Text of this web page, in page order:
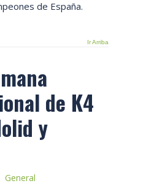
de España.
Ir Arriba
de K4
y
General